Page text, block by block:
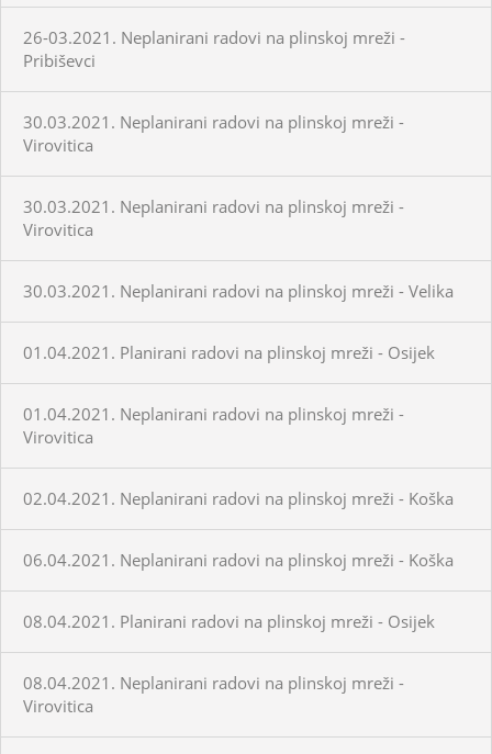
26-03.2021. Neplanirani radovi na plinskoj mreži -
Pribiševci
30.03.2021. Neplanirani radovi na plinskoj mreži -
Virovitica
30.03.2021. Neplanirani radovi na plinskoj mreži -
Virovitica
30.03.2021. Neplanirani radovi na plinskoj mreži - Velika
01.04.2021. Planirani radovi na plinskoj mreži - Osijek
01.04.2021. Neplanirani radovi na plinskoj mreži -
Virovitica
02.04.2021. Neplanirani radovi na plinskoj mreži - Koška
06.04.2021. Neplanirani radovi na plinskoj mreži - Koška
08.04.2021. Planirani radovi na plinskoj mreži - Osijek
08.04.2021. Neplanirani radovi na plinskoj mreži -
Virovitica